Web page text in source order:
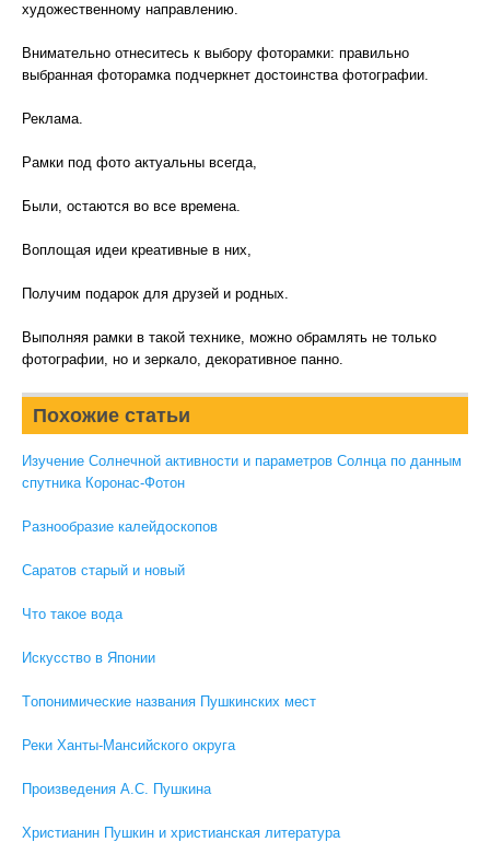
художественному направлению.
Внимательно отнеситесь к выбору фоторамки: правильно
выбранная фоторамка подчеркнет достоинства фотографии.
Реклама.
Рамки под фото актуальны всегда,
Были, остаются во все времена.
Воплощая идеи креативные в них,
Получим подарок для друзей и родных.
Выполняя рамки в такой технике, можно обрамлять не только
фотографии, но и зеркало, декоративное панно.
Похожие статьи
Изучение Солнечной активности и параметров Солнца по данным
спутника Коронас-Фотон
Разнообразие калейдоскопов
Саратов старый и новый
Что такое вода
Искусство в Японии
Tопонимические названия Пушкинских мест
Реки Ханты-Мансийского округа
Произведения А.С. Пушкина
Христианин Пушкин и христианская литература